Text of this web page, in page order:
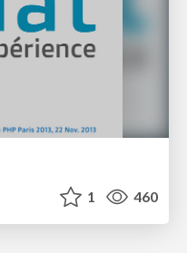
1 460